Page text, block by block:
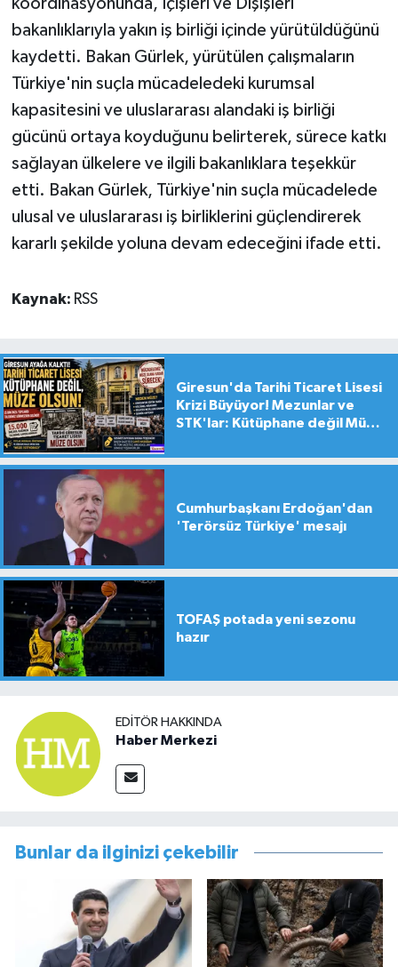
koordinasyonunda, İçişleri ve Dışişleri
bakanlıklarıyla yakın iş birliği içinde yürütüldüğünü
kaydetti. Bakan Gürlek, yürütülen çalışmaların
Türkiye'nin suçla mücadeledeki kurumsal
kapasitesini ve uluslararası alandaki iş birliği
gücünü ortaya koyduğunu belirterek, sürece katkı
sağlayan ülkelere ve ilgili bakanlıklara teşekkür
etti. Bakan Gürlek, Türkiye'nin suçla mücadelede
ulusal ve uluslararası iş birliklerini güçlendirerek
kararlı şekilde yoluna devam edeceğini ifade etti.
Kaynak: RSS
Giresun'da Tarihi Ticaret Lisesi
Krizi Büyüyor! Mezunlar ve
STK'lar: Kütüphane değil Müze
Cumhurbaşkanı Erdoğan'dan
'Terörsüz Türkiye' mesajı
TOFAŞ potada yeni sezonu
hazır
EDITÖR HAKKINDA
Haber Merkezi
Bunlar da ilginizi çekebilir